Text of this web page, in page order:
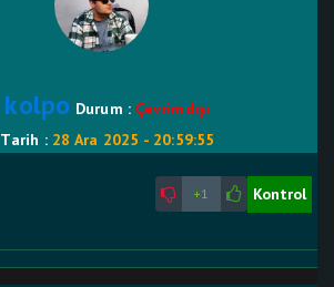
kolpo Durum : Çevrimdışı
Tarih : 28 Ara 2025 - 20:59:55
+1 Kontrol